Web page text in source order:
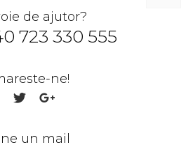
de ajutor?
723 330 555
ne!
un mail